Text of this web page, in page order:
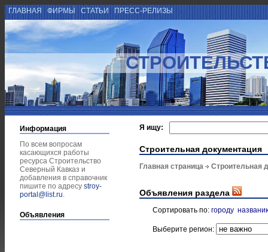
ГЛАВНАЯ ФИРМЫ СТАТЬИ ПРЕСС-РЕЛИЗЫ
Информация
По всем вопросам
касающихся работы
ресурса Строительство
Северный Кавказ и
добавления в справочник
пишите по адресу stroy-
portal@list.ru.
Объявления
Я ищу:
Строительная документация
Главная страница Строительная
Объявления раздела
Сортировать по: городу
Выберите регион: